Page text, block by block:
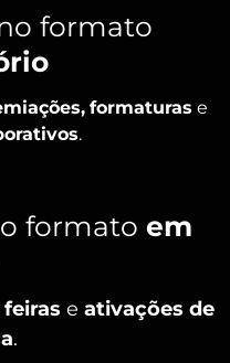
formato
formaturas e
.
formato em
feiras e ativações de
.